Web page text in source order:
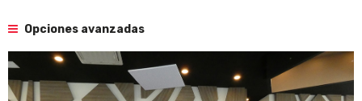
Opciones avanzadas